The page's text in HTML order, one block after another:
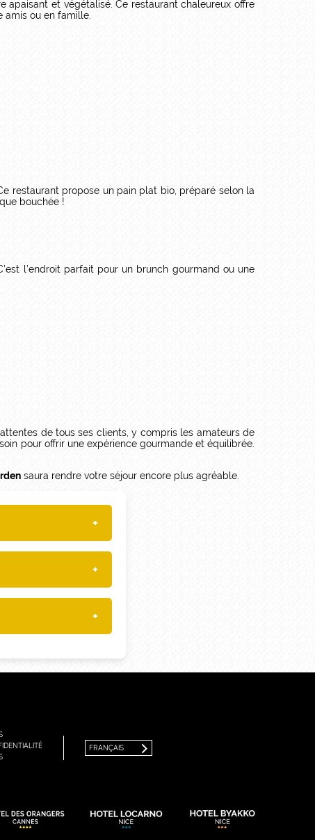
apaisant et végétalisé. Ce restaurant chaleureux offre
amis ou en famille.
restaurant propose un pain plat bio, préparé selon la
bouchée !
l’endroit parfait pour un brunch gourmand ou une
de tous ses clients, y compris les amateurs de
pour offrir une expérience gourmande et équilibrée.
saura rendre votre séjour encore plus agréable.
+
+
+
FRANÇAIS